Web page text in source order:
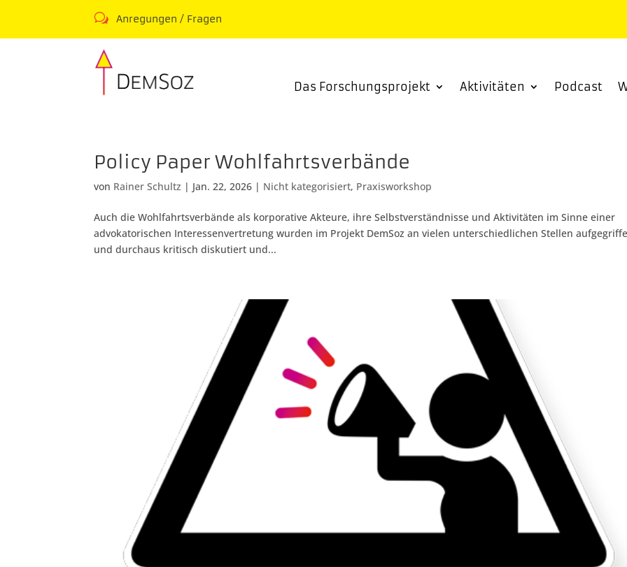
w Anregungen / Fragen
Das Forschungsprojekt Aktivitäten Podcast
Policy Paper Wohlfahrtsverbände
von Rainer Schultz | Jan. 22, 2026 | Nicht kategorisiert, Praxisworkshop
Auch die Wohlfahrtsverbände als korporative Akteure, ihre Selbstverständnisse und Aktivitäten im Sinne einer
advokatorischen Interessenvertretung wurden im Projekt DemSoz an vielen unterschiedlichen Stellen
und durchaus kritisch diskutiert und...